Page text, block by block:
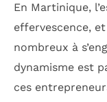
En Martinique,
effervescence,
nombreux à
dynamisme est
ces